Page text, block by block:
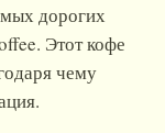
дорогих
Этот кофе
чему